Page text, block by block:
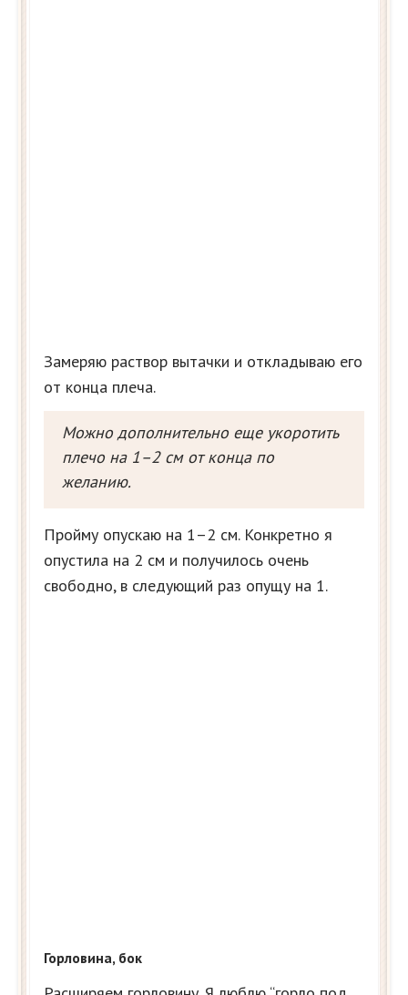
Замеряю раствор вытачки и откладываю его
от конца плеча.
Можно дополнительно еще укоротить
плечо на 1–2 см от конца по
желанию.
Пройму опускаю на 1–2 см. Конкретно я
опустила на 2 см и получилось очень
свободно, в следующий раз опущу на 1.
Горловина, бок